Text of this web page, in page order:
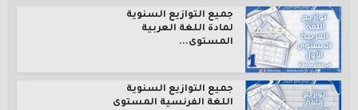
جميع التوازيع السنوية
لمادة اللغة العربية
المستوى...
جميع التوازيع السنوية
اللغة الفرنسية المستوى